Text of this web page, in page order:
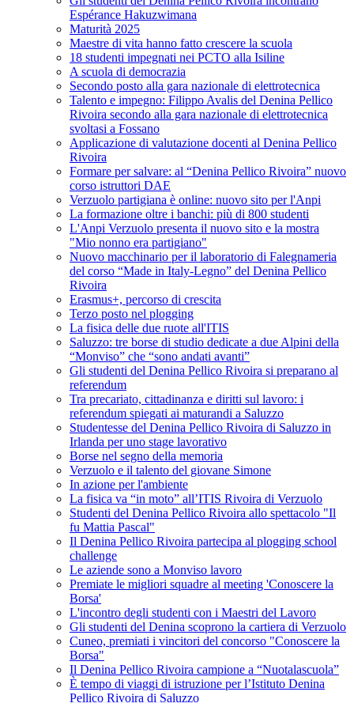
Espérance Hakuzwimana
Maturità 2025
Maestre di vita hanno fatto crescere la scuola
18 studenti impegnati nei PCTO alla Isiline
A scuola di democrazia
Secondo posto alla gara nazionale di elettrotecnica
Talento e impegno: Filippo Avalis del Denina Pellico
Rivoira secondo alla gara nazionale di elettrotecnica
svoltasi a Fossano
Applicazione di valutazione docenti al Denina Pellico
Rivoira
Formare per salvare: al “Denina Pellico Rivoira” nuovo
corso istruttori DAE
Verzuolo partigiana è online: nuovo sito per l'Anpi
La formazione oltre i banchi: più di 800 studenti
L'Anpi Verzuolo presenta il nuovo sito e la mostra
"Mio nonno era partigiano"
Nuovo macchinario per il laboratorio di Falegnameria
del corso “Made in Italy-Legno” del Denina Pellico
Rivoira
Erasmus+, percorso di crescita
Terzo posto nel plogging
La fisica delle due ruote all'ITIS
Saluzzo: tre borse di studio dedicate a due Alpini della
“Monviso” che “sono andati avanti”
Gli studenti del Denina Pellico Rivoira si preparano al
referendum
Tra precariato, cittadinanza e diritti sul lavoro: i
referendum spiegati ai maturandi a Saluzzo
Studentesse del Denina Pellico Rivoira di Saluzzo in
Irlanda per uno stage lavorativo
Borse nel segno della memoria
Verzuolo e il talento del giovane Simone
In azione per l'ambiente
La fisica va “in moto” all’ITIS Rivoira di Verzuolo
Studenti del Denina Pellico Rivoira allo spettacolo "Il
fu Mattia Pascal"
Il Denina Pellico Rivoira partecipa al plogging school
challenge
Le aziende sono a Monviso lavoro
Premiate le migliori squadre al meeting 'Conoscere la
Borsa'
L'incontro degli studenti con i Maestri del Lavoro
Gli studenti del Denina scoprono la cartiera di Verzuolo
Cuneo, premiati i vincitori del concorso "Conoscere la
Borsa"
Il Denina Pellico Rivoira campione a “Nuotalascuola”
È tempo di viaggi di istruzione per l’Istituto Denina
Pellico Rivoira di Saluzzo